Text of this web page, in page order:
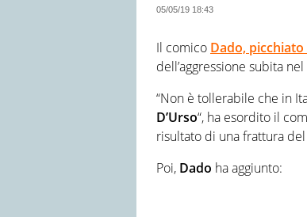
05/05/19 18:43
Il comico Dado,
dell’aggressione subita
“Non è tollerabile che in
D’Urso“, ha esordito il
risultato di una frattura
Poi, Dado ha aggiunto: